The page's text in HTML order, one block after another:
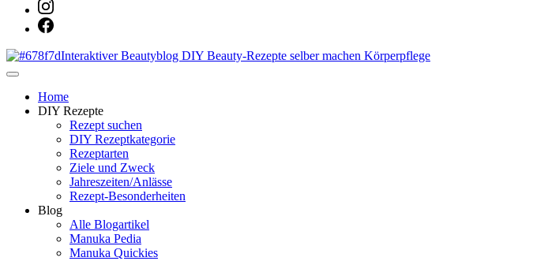
Manuka Magic – Natürlich schön: Dein interaktiver DIY
Home
DIY Rezepte
Rezept suchen
DIY Rezeptkategorie
Rezeptarten
Ziele und Zweck
Jahreszeiten/Anlässe
Rezept-Besonderheiten
Blog
Alle Blogartikel
Manuka Pedia
Manuka Quickies